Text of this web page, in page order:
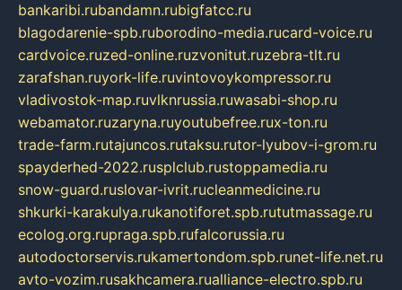
bankaribi.rubandamn.rubigfatcc.ru
blagodarenie-spb.ruborodino-media.rucard-voice.ru
cardvoice.ruzed-online.ruzvonitut.ruzebra-tlt.ru
zarafshan.ruyork-life.ruvintovoykompressor.ru
vladivostok-map.ruvlknrussia.ruwasabi-shop.ru
webamator.ruzaryna.ruyoutubefree.rux-ton.ru
trade-farm.rutajuncos.rutaksu.rutor-lyubov-i-grom.ru
spayderhed-2022.rusplclub.rustoppamedia.ru
snow-guard.ruslovar-ivrit.rucleanmedicine.ru
shkurki-karakulya.rukanotiforet.spb.rututmassage.ru
ecolog.org.rupraga.spb.rufalcorussia.ru
autodoctorservis.rukamertondom.spb.runet-life.net.ru
avto-vozim.rusakhcamera.rualliance-electro.spb.ru